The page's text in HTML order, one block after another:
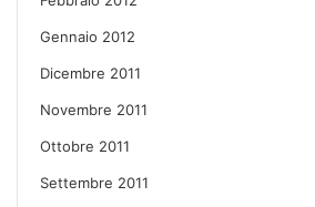
Gennaio 2012
Dicembre 2011
Novembre 2011
Ottobre 2011
Settembre 2011